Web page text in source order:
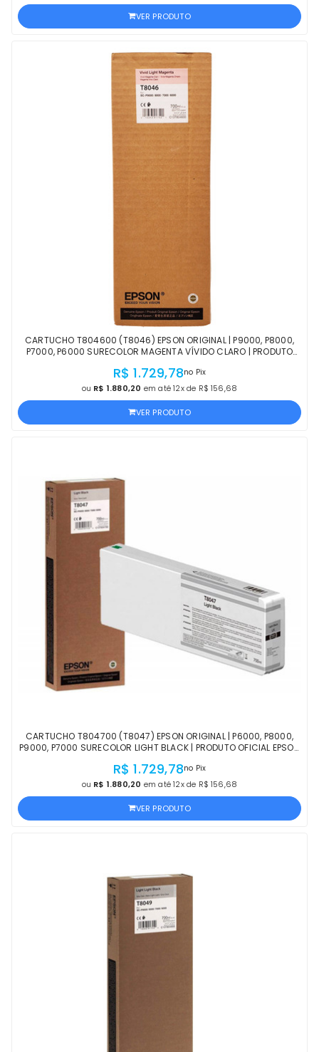
VER PRODUTO
CARTUCHO T804600 (T8046) EPSON ORIGINAL | P9000, P8000,
P7000, P6000 SURECOLOR MAGENTA VÍVIDO CLARO | PRODUTO
R$ 1.729,78no Pix
ou R$ 1.880,20 em até 12x de R$ 156,68
VER PRODUTO
CARTUCHO T804700 (T8047) EPSON ORIGINAL | P6000, P8000,
P9000, P7000 SURECOLOR LIGHT BLACK | PRODUTO OFICIAL EPSON
R$ 1.729,78no Pix
ou R$ 1.880,20 em até 12x de R$ 156,68
VER PRODUTO